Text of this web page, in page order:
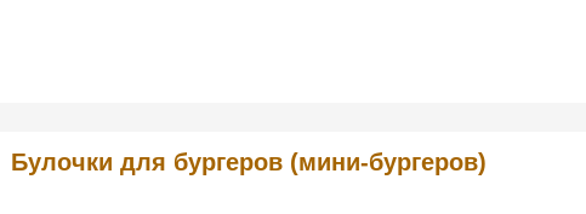
Булочки для бургеров (мини-бургеров)